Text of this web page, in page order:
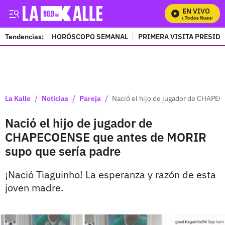
EN VIVO
Mira Todos Nuestros
Tendencias: HORÓSCOPO SEMANAL PRIMERA VISITA
La Kalle / Noticias / Pareja / Nació el hijo de jugador de
Nació el hijo de jugador de
CHAPECOENSE que antes de MORIR
supo que sería padre
¡Nació Tiaguinho! La esperanza y razón de esta
joven madre.